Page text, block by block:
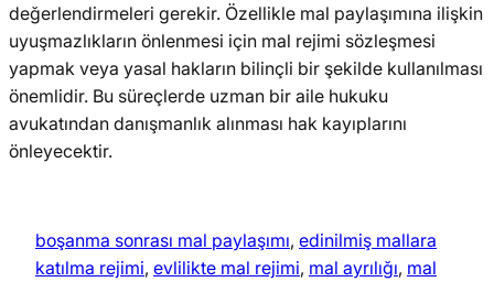
değerlendirmeleri gerekir. Özellikle mal paylaşımına ilişkin
uyuşmazlıkların önlenmesi için mal rejimi sözleşmesi
yapmak veya yasal hakların bilinçli bir şekilde kullanılması
önemlidir. Bu süreçlerde uzman bir aile hukuku
avukatından danışmanlık alınması hak kayıplarını
önleyecektir.
boşanma sonrası mal paylaşımı, edinilmiş mallara
katılma rejimi, evlilikte mal rejimi, mal ayrılığı, mal